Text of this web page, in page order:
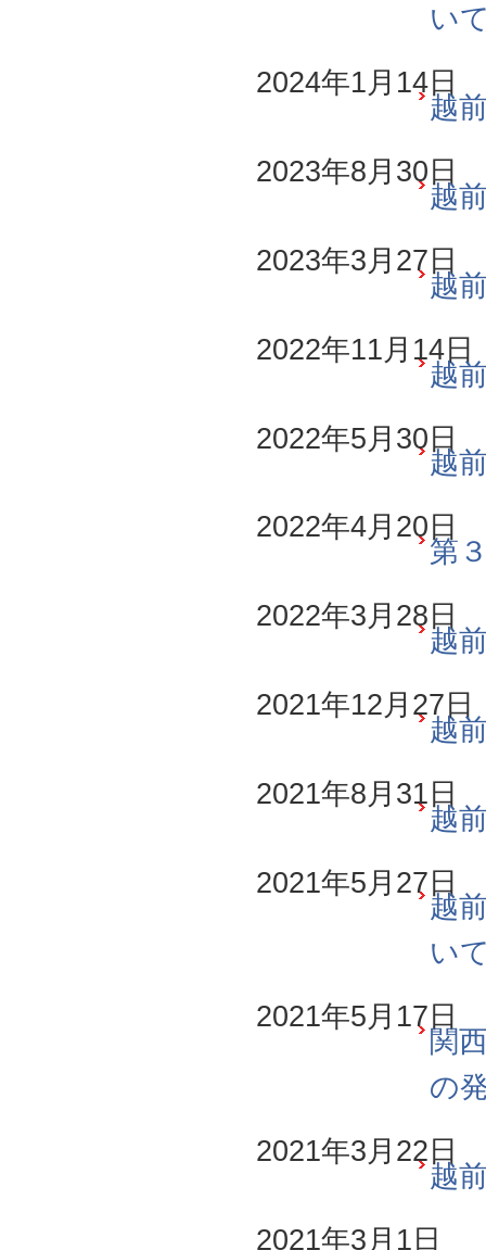
い
2024年1月14日
越
2023年8月30日
越
2023年3月27日
越
2022年11月14日
越
2022年5月30日
越
2022年4月20日
第
2022年3月28日
越
2021年12月27日
越
2021年8月31日
越
2021年5月27日
越
い
2021年5月17日
関
の
2021年3月22日
越
2021年3月1日